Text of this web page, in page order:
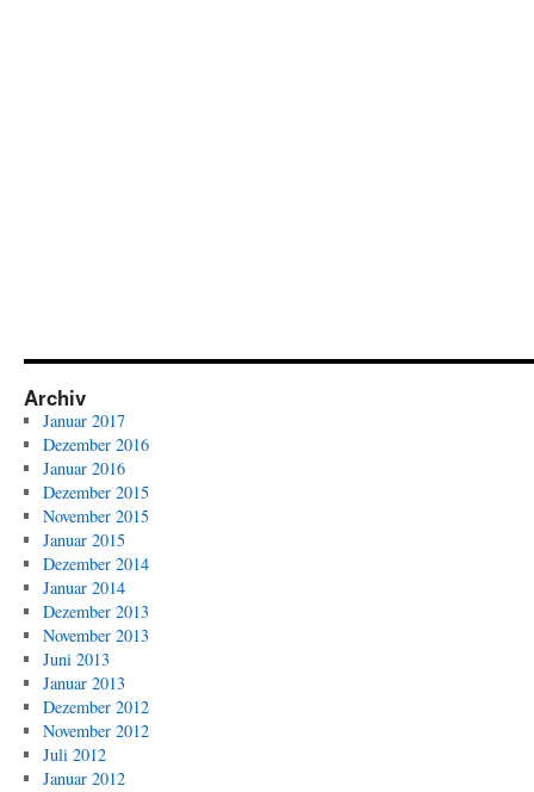
Archiv
Januar 2017
Dezember 2016
Januar 2016
Dezember 2015
November 2015
Januar 2015
Dezember 2014
Januar 2014
Dezember 2013
November 2013
Juni 2013
Januar 2013
Dezember 2012
November 2012
Juli 2012
Januar 2012